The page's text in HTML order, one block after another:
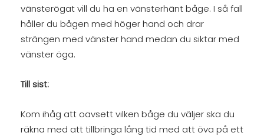
vänsterögat vill du ha en vänsterhänt båge. I så fall
håller du bågen med höger hand och drar
strängen med vänster hand medan du siktar med
vänster öga.
Till sist:
Kom ihåg att oavsett vilken båge du väljer ska du
räkna med att tillbringa lång tid med att öva på ett